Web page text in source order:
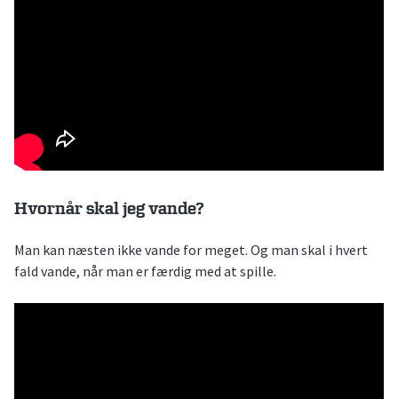
Hvornår skal jeg vande?
Man kan næsten ikke vande for meget. Og man skal i hvert
fald vande, når man er færdig med at spille.